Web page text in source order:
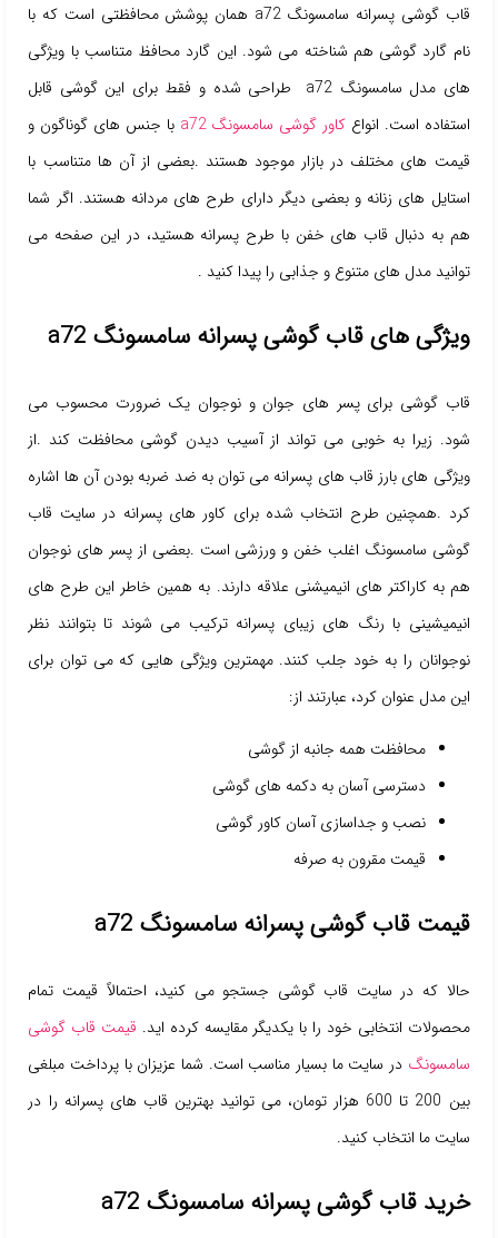
قاب گوشی پسرانه سامسونگ a72 همان پوشش محافظتی است که با
نام گارد گوشی هم شناخته می شود. این گارد محافظ متناسب با ویژگی
های مدل سامسونگ a72 طراحی شده و فقط برای این گوشی قابل
استفاده است. انواع کاور گوشی سامسونگ a72
با جنس های گوناگون و
قیمت های مختلف در بازار موجود هستند .بعضی از آن ها متناسب با
استایل های زنانه و بعضی دیگر دارای طرح های مردانه هستند. اگر شما
هم به دنبال قاب های خفن با طرح پسرانه هستید، در این صفحه می
توانید مدل های متنوع و جذابی را پیدا کنید .
ویژگی های قاب گوشی پسرانه سامسونگ a72
قاب گوشی برای پسر های جوان و نوجوان یک ضرورت محسوب می
شود. زیرا به خوبی می تواند از آسیب دیدن گوشی محافظت کند .از
ویژگی های بارز قاب های پسرانه می توان به ضد ضربه بودن آن ها اشاره
کرد .همچنین طرح انتخاب شده برای کاور های پسرانه در سایت قاب
گوشی سامسونگ اغلب خفن و ورزشی است .بعضی از پسر های نوجوان
هم به کاراکتر های انیمیشنی علاقه دارند. به همین خاطر این طرح های
انیمیشینی با رنگ های زیبای پسرانه ترکیب می شوند تا بتوانند نظر
نوجوانان را به خود جلب کنند. مهمترین ویژگی هایی که می توان برای
این مدل عنوان کرد، عبارتند از:
محافظت همه جانبه از گوشی
دسترسی آسان به دکمه های گوشی
نصب و جداسازی آسان کاور گوشی
قیمت مقرون به صرفه
قیمت قاب گوشی پسرانه سامسونگ a72
حالا که در سایت قاب گوشی جستجو می کنید، احتمالاً قیمت تمام
محصولات انتخابی خود را با یکدیگر مقایسه کرده اید. قیمت قاب گوشی
سامسونگ در سایت ما بسیار مناسب است. شما عزیزان با پرداخت مبلغی
بین 200 تا 600 هزار تومان، می توانید بهترین قاب های پسرانه را در
سایت ما انتخاب کنید.
خرید قاب گوشی پسرانه سامسونگ a72